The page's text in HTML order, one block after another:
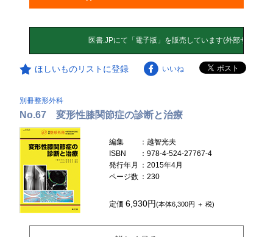
ほしいものリストに登録 いいね
別冊整形外科
No.67 変形性膝関節症の診断と治療
編集
：越智光夫
ISBN
：978-4-524-27767-4
発行年月
：2015年4月
ページ数 ：230
定価6,930円(本体6,300円 ＋ 税)